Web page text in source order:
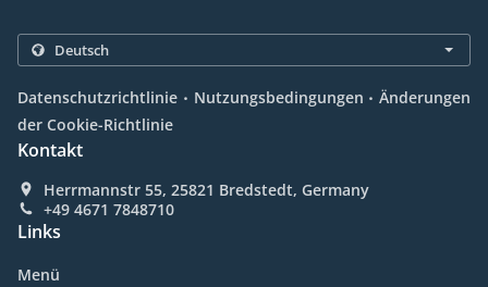
Datenschutzrichtlinie . Nutzungsbedingungen . Änderungen
der Cookie-Richtlinie
Kontakt
Herrmannstr 55, 25821 Bredstedt, Germany
+49 4671 7848710
Links
Menü